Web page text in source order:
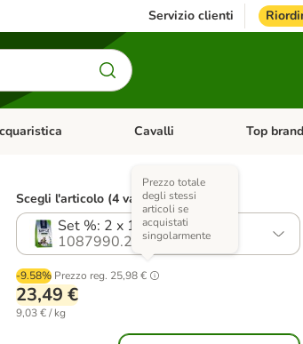
Servizio clienti
animali
Menu Categoria: Uccelli Apri Menu Categoria:
Cavalli Apri Menu
Top
Scegli l'articolo (4 varianti)
Set %: 2 x 1,3 kg
1087990.2
-9.58% Prezzo reg. 25,98 €
Prezzo totale
degli stessi
articoli se
acquistati
singolarmente
23,49 €
9,03 € / kg